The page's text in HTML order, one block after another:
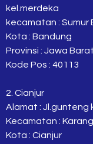
kel.merdeka
kecamatan : Sumur
Kota : Bandung
Provinsi : Jawa Barat
Kode Pos : 40113
2. Cianjur
Alamat : Jl.gunteng
Kecamatan :
Kota : Cianjur